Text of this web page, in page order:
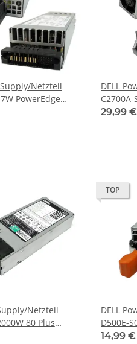
Supply/Netzteil
PowerEdge
DELL
M1000e
29,99
Netzteil
80 Plus
R940
TOP
DELL
D500E-
R410
14,99